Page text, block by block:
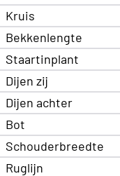
Kruis
Bekkenlengte
Staartinplant
Dijen zij
Dijen achter
Bot
Schouderbreedte
Ruglijn